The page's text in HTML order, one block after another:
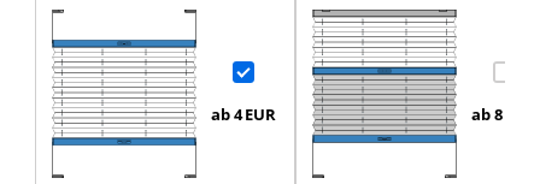
ab 4EUR ab 8